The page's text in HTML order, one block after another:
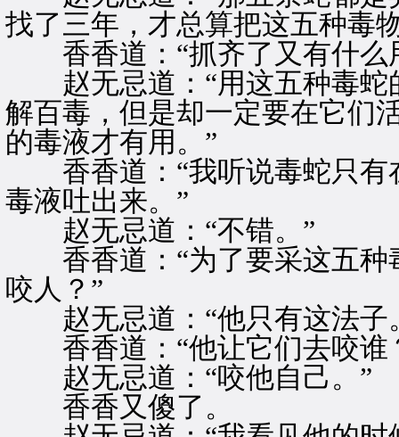
找了三年，才总算把这五种毒
香香道：“抓齐了又有什么
赵无忌道：“用这五种毒蛇
解百毒，但是却一定要在它们
的毒液才有用。”
香香道：“我听说毒蛇只有
毒液吐出来。”
赵无忌道：“不错。”
香香道：“为了要采这五种
咬人？”
赵无忌道：“他只有这法子
香香道：“他让它们去咬谁
赵无忌道：“咬他自己。”
香香又傻了。